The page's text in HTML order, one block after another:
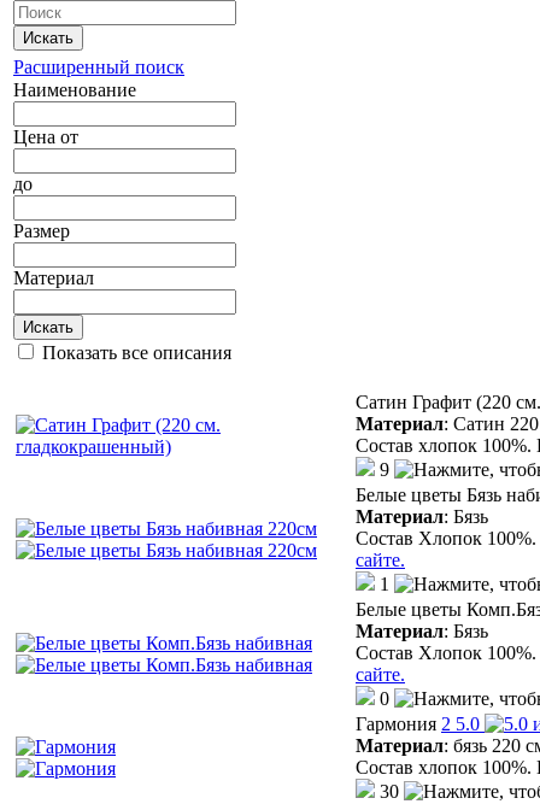
Искать
Расширенный поиск
Наименование
Цена от
до
Размер
Материал
Искать
Показать все описания
Сатин Графит (220
Материал: Сатин
Состав хлопок 100%.
9
Белые цветы Бязь
Материал: Бязь
Состав Хлопок
сайте.
1
Белые цветы
Материал: Бязь
Состав Хлопок
сайте.
0
Гармония 2 5.0
Материал: бязь 220
Состав хлопок 100%.
30